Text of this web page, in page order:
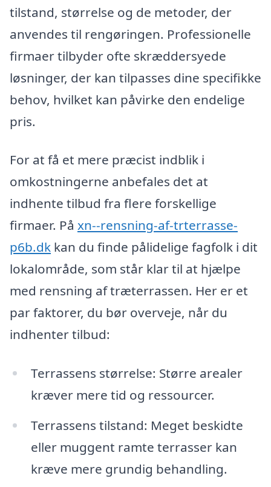
tilstand, størrelse og de metoder, der
anvendes til rengøringen. Professionelle
firmaer tilbyder ofte skræddersyede
løsninger, der kan tilpasses dine specifikke
behov, hvilket kan påvirke den endelige
pris.
For at få et mere præcist indblik i
omkostningerne anbefales det at
indhente tilbud fra flere forskellige
firmaer. På xn--rensning-af-trterrasse-
p6b.dk kan du finde pålidelige fagfolk i dit
lokalområde, som står klar til at hjælpe
med rensning af træterrassen. Her er et
par faktorer, du bør overveje, når du
indhenter tilbud:
Terrassens størrelse: Større arealer
kræver mere tid og ressourcer.
Terrassens tilstand: Meget beskidte
eller muggent ramte terrasser kan
kræve mere grundig behandling.